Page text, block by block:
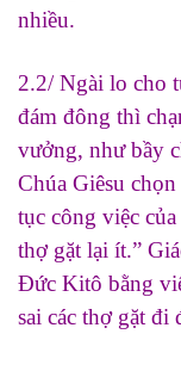
nhiều.
2.2/ Ngài lo cho
đám đông thì
vưởng, như bầy
Chúa Giêsu
tục công việc
thợ gặt lại ít.”
Đức Kitô bằng
sai các thợ gặt đi